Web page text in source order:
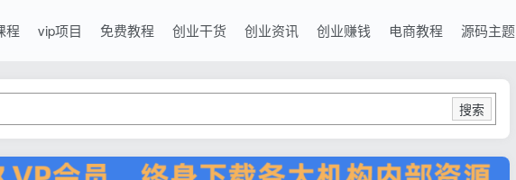
程 vip项目 免费教程 创业干货 创业资讯 创业赚钱 电商教程 源码主题
搜索
内部资源，一站式草根创业基地，最新最强网赚教程大全，小投入，大回报！